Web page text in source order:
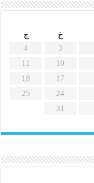
خ
ج
3
4
10
11
17
18
24
25
31